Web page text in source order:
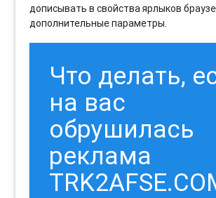
дописывать в свойства ярлыков
дополнительные параметры.
Что делать,
на вас
обрушилась
реклама